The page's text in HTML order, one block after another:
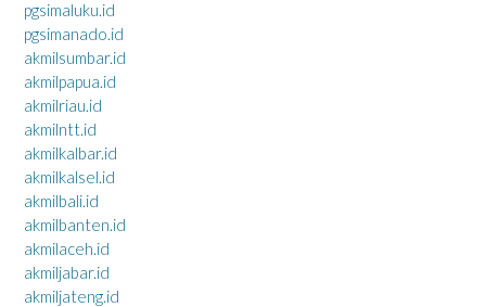
pgsimaluku.id
pgsimanado.id
akmilsumbar.id
akmilpapua.id
akmilriau.id
akmilntt.id
akmilkalbar.id
akmilkalsel.id
akmilbali.id
akmilbanten.id
akmilaceh.id
akmiljabar.id
akmiljateng.id